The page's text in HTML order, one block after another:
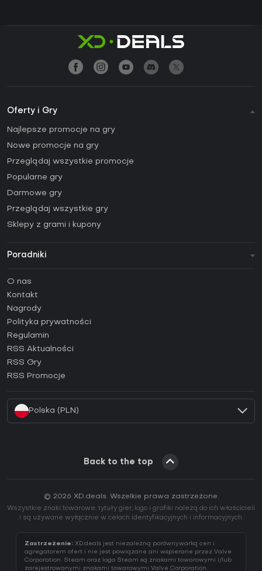
Oferty i Gry
Najlepsze promocje na gry
Nowe promocje na gry
Przeglądaj wszystkie promocje
Popularne gry
Darmowe gry
Przeglądaj wszystkie gry
Sklepy z grami i kupony
Poradniki
Poradniki
Jak aktywować klucz Steam (CD Key)?
Jak aktywować klucz Epic Games (CD Key)?
Jak aktywować klucz GOG (CD Key)?
Jak aktywować klucz Ubisoft Connect (CD Key)?
O nas
Kontakt
Nagrody
Polityka prywatności
Regulamin
RSS Aktualności
RSS Gry
RSS Promocje
Polska (PLN)
Back to the top
© 2026 XD.deals. Wszelkie prawa zastrzeżone.
Wszystkie znaki towarowe, tytuły gier, logo i grafiki należą do ich właścicieli
i są używane wyłącznie w celach identyfikacyjnych i informacyjnych.
Zastrzeżenie: XD.deals jest niezależną porównywarką cen i
agregatorem ofert i nie jest powiązane ani wspierane przez Valve
Corporation. Steam oraz logo Steam są znakami towarowymi i/lub
zarejestrowanymi znakami towarowymi Valve Corporation.